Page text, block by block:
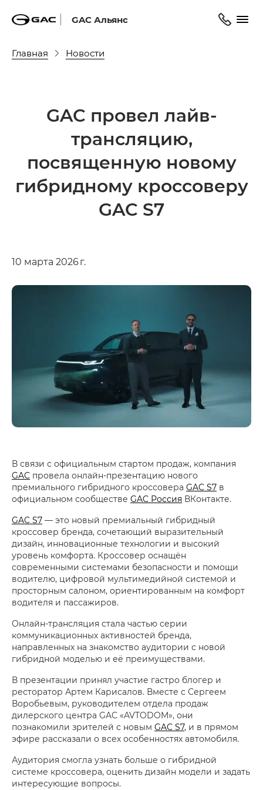
GAC Альянс
Главная Новости
GAC провел лайв-
трансляцию,
посвященную новому
гибридному кроссоверу
GAC S7
10 марта 2026 г.
В связи с официальным стартом продаж, компания
GAC провела онлайн-презентацию нового
премиального гибридного кроссовера GAC S7 в
официальном сообществе GAC Россия ВКонтакте.
GAC S7 — это новый премиальный гибридный
кроссовер бренда, сочетающий выразительный
дизайн, инновационные технологии и высокий
уровень комфорта. Кроссовер оснащён
современными системами безопасности и помощи
водителю, цифровой мультимедийной системой и
просторным салоном, ориентированным на комфорт
водителя и пассажиров.
Онлайн-трансляция стала частью серии
коммуникационных активностей бренда,
направленных на знакомство аудитории с новой
гибридной моделью и её преимуществами.
В презентации принял участие гастро блогер и
ресторатор Артем Карисалов. Вместе с Сергеем
Воробьевым, руководителем отдела продаж
дилерского центра GAC «AVTODOM», они
познакомили зрителей с новым GAC S7, и в прямом
эфире рассказали о всех особенностях автомобиля.
Аудитория смогла узнать больше о гибридной
системе кроссовера, оценить дизайн модели и задать
интересующие вопросы.